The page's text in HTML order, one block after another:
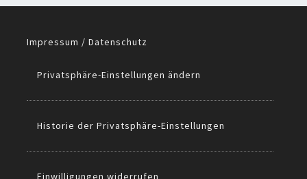
Impressum / Datenschutz
Privatsphäre-Einstellungen ändern
Historie der Privatsphäre-Einstellungen
Einwilligungen widerrufen